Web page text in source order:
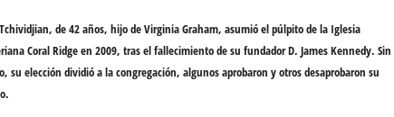
, de 42 años, hijo deVirginia Graham, asumió el púlpito de la Iglesia
Coral Ridge en 2009, tras el fallecimiento de su fundador D. James Kennedy. Sin
su elección dividió a la congregación, algunos aprobaron y otros desaprobaron su